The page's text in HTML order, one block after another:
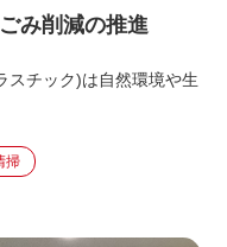
み削減の推進
チック)は自然環境や生
掃